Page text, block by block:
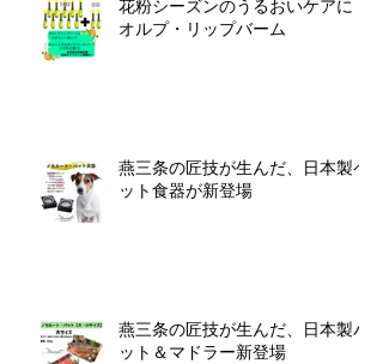
花粉シーズンのうるおいケアに｜
オルプ・リップバーム
燕三条の匠技が生んだ、日本製ペ
ット食器が新登場
燕三条の匠技が生んだ、日本製バ
ット＆マドラー新登場